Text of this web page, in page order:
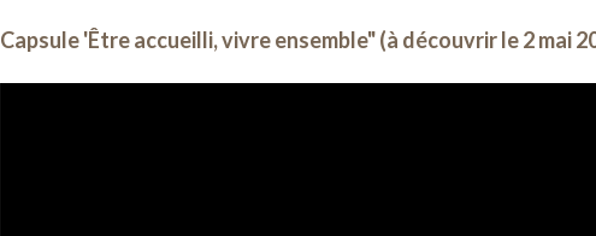
Capsule 'Être accueilli, vivre ensemble" (à découvrir le 2 mai